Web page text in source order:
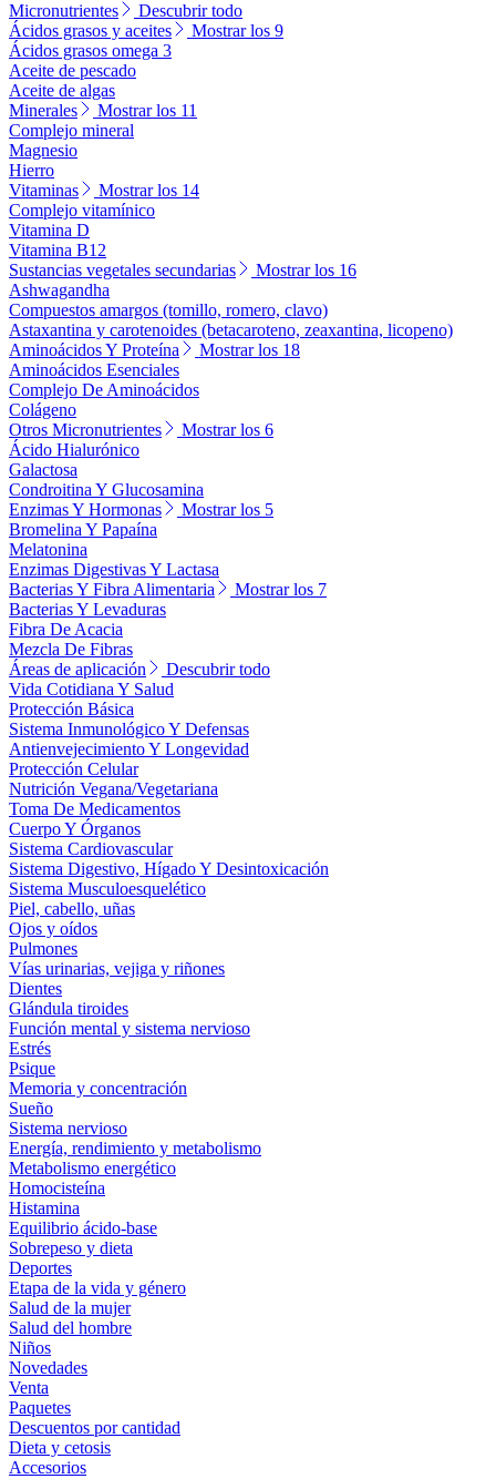
Micronutrientes
Descubrir todo
Ácidos grasos y aceites
Mostrar los 9
Ácidos grasos omega 3
Aceite de pescado
Aceite de algas
Minerales
Mostrar los 11
Complejo mineral
Magnesio
Hierro
Vitaminas
Mostrar los 14
Complejo vitamínico
Vitamina D
Vitamina B12
Sustancias vegetales secundarias
Mostrar los 16
Ashwagandha
Compuestos amargos (tomillo, romero, clavo)
Astaxantina y carotenoides (betacaroteno, zeaxantina, licopeno)
Aminoácidos Y Proteína
Mostrar los 18
Aminoácidos Esenciales
Complejo De Aminoácidos
Colágeno
Otros Micronutrientes
Mostrar los 6
Ácido Hialurónico
Galactosa
Condroitina Y Glucosamina
Enzimas Y Hormonas
Mostrar los 5
Bromelina Y Papaína
Melatonina
Enzimas Digestivas Y Lactasa
Bacterias Y Fibra Alimentaria
Mostrar los 7
Bacterias Y Levaduras
Fibra De Acacia
Mezcla De Fibras
Áreas de aplicación
Descubrir todo
Vida Cotidiana Y Salud
Protección Básica
Sistema Inmunológico Y Defensas
Antienvejecimiento Y Longevidad
Protección Celular
Nutrición Vegana/Vegetariana
Toma De Medicamentos
Cuerpo Y Órganos
Sistema Cardiovascular
Sistema Digestivo, Hígado Y Desintoxicación
Sistema Musculoesquelético
Piel, cabello, uñas
Ojos y oídos
Pulmones
Vías urinarias, vejiga y riñones
Dientes
Glándula tiroides
Función mental y sistema nervioso
Estrés
Psique
Memoria y concentración
Sueño
Sistema nervioso
Energía, rendimiento y metabolismo
Metabolismo energético
Homocisteína
Histamina
Equilibrio ácido-base
Sobrepeso y dieta
Deportes
Etapa de la vida y género
Salud de la mujer
Salud del hombre
Niños
Novedades
Venta
Paquetes
Descuentos por cantidad
Dieta y cetosis
Accesorios